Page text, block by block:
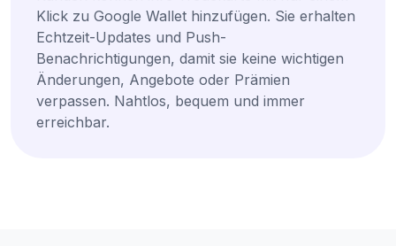
Klick zu Google Wallet hinzufügen. Sie erhalten
Echtzeit-Updates und Push-
Benachrichtigungen, damit sie keine wichtigen
Änderungen, Angebote oder Prämien
verpassen. Nahtlos, bequem und immer
erreichbar.